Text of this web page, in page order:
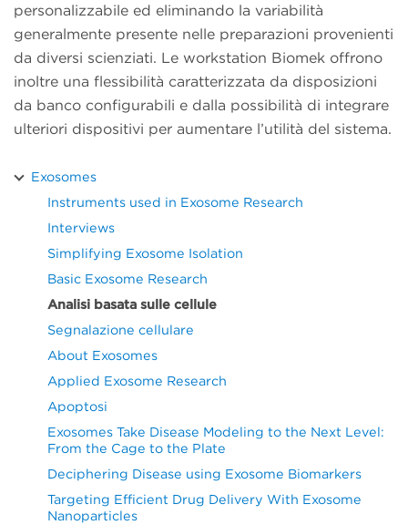
personalizzabile ed eliminando la variabilità
generalmente presente nelle preparazioni provenienti
da diversi scienziati. Le workstation Biomek offrono
inoltre una flessibilità caratterizzata da disposizioni
da banco configurabili e dalla possibilità di integrare
ulteriori dispositivi per aumentare l’utilità del sistema.
Exosomes
Instruments used in Exosome Research
Interviews
Simplifying Exosome Isolation
Basic Exosome Research
Analisi basata sulle cellule
Segnalazione cellulare
About Exosomes
Applied Exosome Research
Apoptosi
Exosomes Take Disease Modeling to the Next Level:
From the Cage to the Plate
Deciphering Disease using Exosome Biomarkers
Targeting Efficient Drug Delivery With Exosome
Nanoparticles